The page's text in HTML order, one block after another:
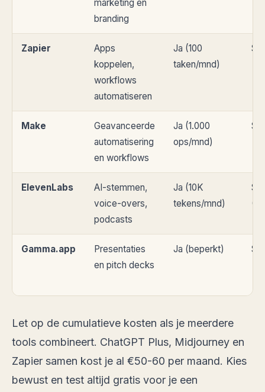
marketing en
branding
Zapier
Apps
koppelen,
workflows
automatiseren
Ja (100
taken/mnd)
Make
Geavanceerde
automatisering
en workflows
Ja (1.000
ops/mnd)
ElevenLabs
AI-stemmen,
voice-overs,
podcasts
Ja (10K
tekens/mnd)
Gamma.app
Presentaties
en pitch decks
Ja (beperkt)
Let op de cumulatieve kosten als je meerdere
tools combineert. ChatGPT Plus, Midjourney en
Zapier samen kost je al €50-60 per maand. Kies
bewust en test altijd gratis voor je een